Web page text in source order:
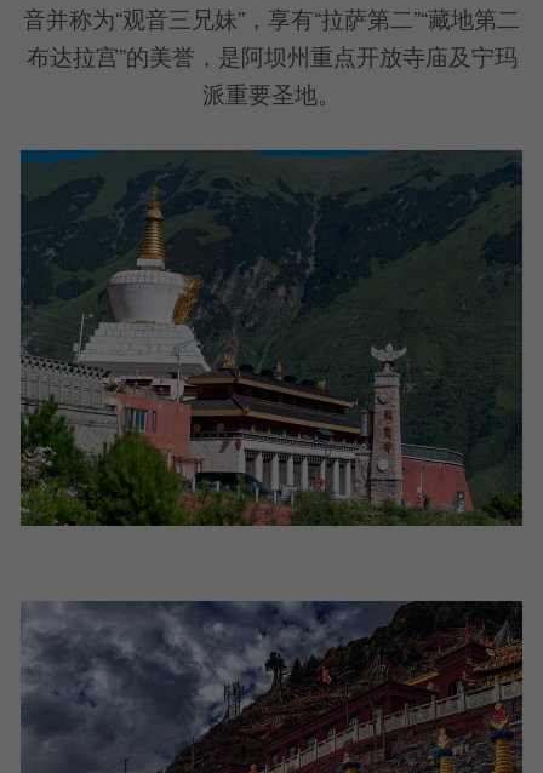
音并称为“观音三兄妹”，享有“拉萨第二”“藏地第二
布达拉宫”的美誉，是阿坝州重点开放寺庙及宁玛
派重要圣地。